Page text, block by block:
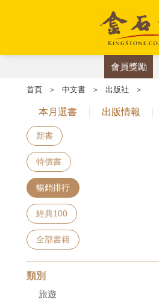
會員獎勵
首頁 ＞ 中文書 ＞ 出版社 ＞
本月選書 出版情報
新書
特價書
暢銷排行
經典100
全部書籍
類別
旅遊